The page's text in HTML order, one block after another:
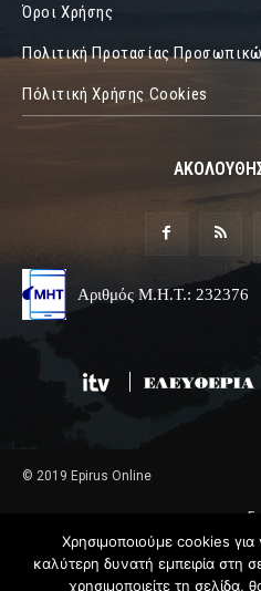
Όροι Χρήσης
Πολιτική Προτασίας
Πόλιτική Χρήσης Cookies
Αριθμός Μ.Η.Τ.: 232376
© 2019 Epirus Online
Χρησιμοποιούμε cookies
καλύτερη δυνατή εμπειρία στη
χρησιμοποιείτε τη σελίδα,